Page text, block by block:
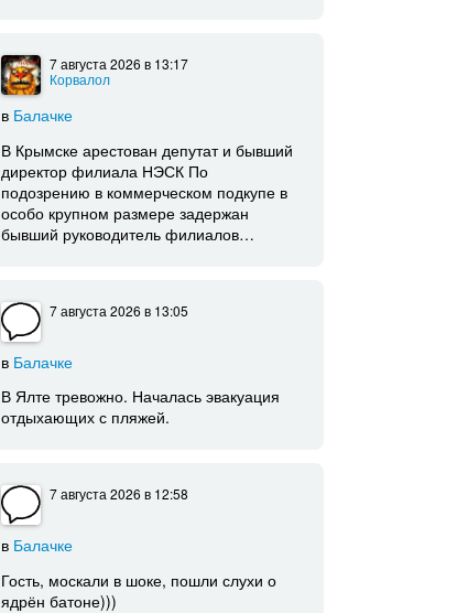
7 августа 2026в 13:17
Корвалол
в Балачке
В Крымске арестован депутат и бывший
директор филиала НЭСК По
подозрению в коммерческом подкупе в
особо крупном размере задержан
бывший руководитель филиалов…
7 августа 2026в 13:05
в Балачке
В Ялте тревожно. Началась эвакуация
отдыхающих с пляжей.
7 августа 2026в 12:58
в Балачке
Гость, москали в шоке, пошли слухи о
ядрён батоне)))